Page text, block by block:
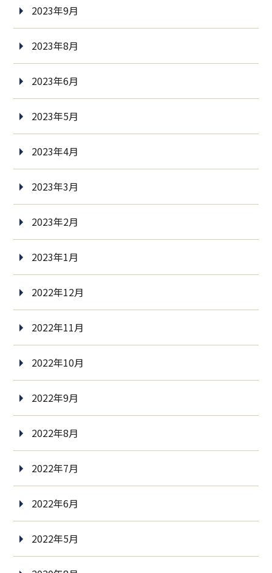
2023年9月
2023年8月
2023年6月
2023年5月
2023年4月
2023年3月
2023年2月
2023年1月
2022年12月
2022年11月
2022年10月
2022年9月
2022年8月
2022年7月
2022年6月
2022年5月